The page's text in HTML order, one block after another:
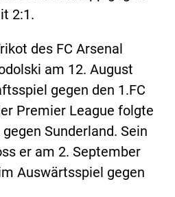
2:1.
des FC Arsenal
am 12. August
gegen den 1.FC
Premier League folgte
Sunderland. Sein
er am 2. September
Auswärtsspiel gegen